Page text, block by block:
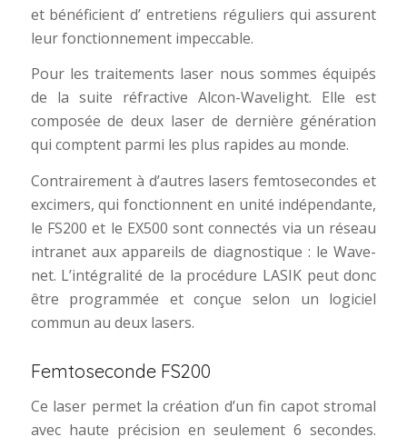
et bénéficient d’ entretiens réguliers qui assurent
leur fonctionnement impeccable.
Pour les traitements laser nous sommes équipés
de la suite réfractive Alcon-Wavelight. Elle est
composée de deux laser de dernière génération
qui comptent parmi les plus rapides au monde.
Contrairement à d’autres lasers femtosecondes et
excimers, qui fonctionnent en unité indépendante,
le FS200 et le EX500 sont connectés via un réseau
intranet aux appareils de diagnostique : le Wave-
net. L’intégralité de la procédure LASIK peut donc
être programmée et conçue selon un logiciel
commun au deux lasers.
Femtoseconde FS200
Ce laser permet la création d’un fin capot stromal
avec haute précision en seulement 6 secondes.